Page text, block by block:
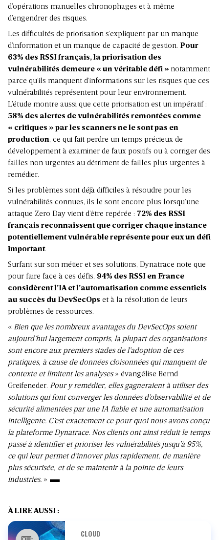
d’opérations manuelles chronophages et à même
d’engendrer des risques.
Les difficultés de priorisation s’expliquent par un manque
d’information et un manque de capacité de gestion. Pour
63% des RSSI français, la priorisation des
vulnérabilités demeure « un véritable défi » notamment
parce qu’ils manquent d’informations sur les risques que ces
vulnérabilités représentent pour leur environnement.
L’étude montre aussi que cette priorisation est un impératif :
58% des alertes de vulnérabilités remontées comme
« critiques » par les scanners ne le sont pas en
production, ce qui fait perdre un temps précieux de
développement à examiner de faux positifs ou à corriger des
failles non urgentes au détriment de failles plus urgentes à
remédier.
Si les problèmes sont déjà difficiles à résoudre pour les
vulnérabilités connues, ils le sont encore plus lorsqu’une
attaque Zero Day vient d’être repérée : 72% des RSSI
français reconnaissent que corriger chaque instance
potentiellement vulnérable représente pour eux un défi
important.
Surfant sur son métier et ses solutions, Dynatrace note que
pour faire face à ces défis, 94% des RSSI en France
considèrent l’IA et l’automatisation comme essentiels
au succès du DevSecOps et à la résolution de leurs
problèmes de ressources.
« Bien que les nombreux avantages du DevSecOps soient
aujourd’hui largement compris, la plupart des organisations
sont encore aux premiers stades de l’adoption de ces
pratiques, à cause de données cloisonnées qui manquent de
contexte et limitent les analyses» évangélise Bernd
Greifeneder. Pour y remédier, elles gagneraient à utiliser des
solutions qui font converger les données d’observabilité et de
sécurité alimentées par une IA fiable et une automatisation
intelligente. C’est exactement ce pour quoi nous avons conçu
la plateforme Dynatrace. Nos clients ont ainsi réduit le temps
passé à identifier et prioriser les vulnérabilités jusqu’à 95%,
ce qui leur permet d’innover plus rapidement, de manière
plus sécurisée, et de se maintenir à la pointe de leurs
industries. »
À LIRE AUSSI :
CLOUD